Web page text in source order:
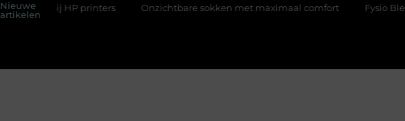
Nieuwe
artikelen
Onzichtbare sokken met maximaal comfort Fysio Bleiswijk: